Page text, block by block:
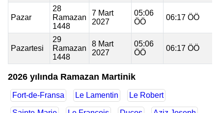
Pazar
28
Ramazan
1448
7 Mart
2027
05:06
ÖÖ
06:17 ÖÖ
Pazartesi
29
Ramazan
1448
8 Mart
2027
05:06
ÖÖ
06:17 ÖÖ
2026 yılında Ramazan Martinik
Fort-de-Fransa Le Lamentin Le Robert